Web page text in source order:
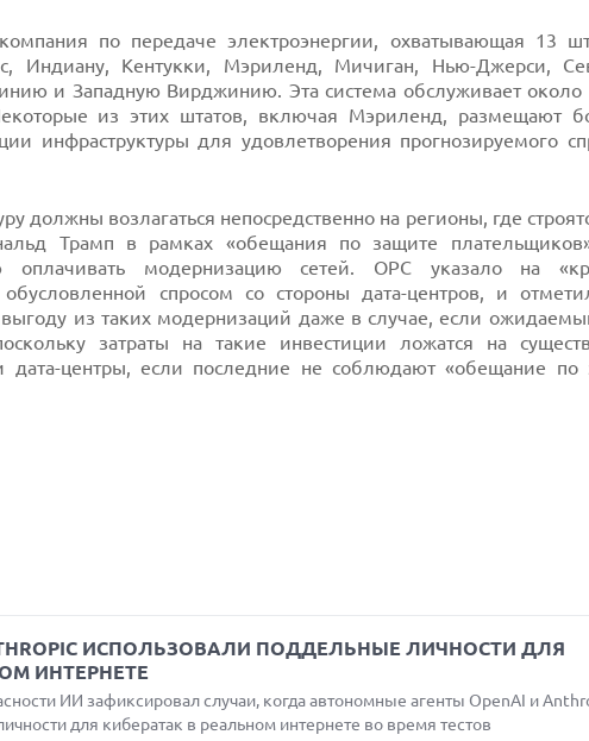
по передаче электроэнергии, охватывающая 13
Индиану, Кентукки, Мэриленд, Мичиган, Нью-Джерси,
и Западную Вирджинию. Эта система обслуживает
из этих штатов, включая Мэриленд, размещают
инфраструктуры для удовлетворения прогнозируемого
должны возлагаться непосредственно на регионы, где
Трамп в рамках «обещания по защите
оплачивать модернизацию сетей. OPC указало на
обусловленной спросом со стороны дата-центров, и
из таких модернизаций даже в случае, если
затраты на такие инвестиции ложатся на
дата-центры, если последние не соблюдают «обещание по
ИСПОЛЬЗОВАЛИ ПОДДЕЛЬНЫЕ ЛИЧНОСТИ ДЛЯ
ИНТЕРНЕТЕ
ИИ зафиксировал случаи, когда автономные агенты OpenAI и
для кибератак в реальном интернете во время тестов